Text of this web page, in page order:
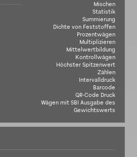
Mischen
Statistik
Summierung
Dichte von Feststoffen
Prozentwägen
Multiplizieren
Mittelwertbildung
Kontrollwägen
Höchster Spitzenwert
Zählen
Intervalldruck
Barcode
QR-Code Druck
Wägen mit SBI Ausgabe des
Gewichtswerts